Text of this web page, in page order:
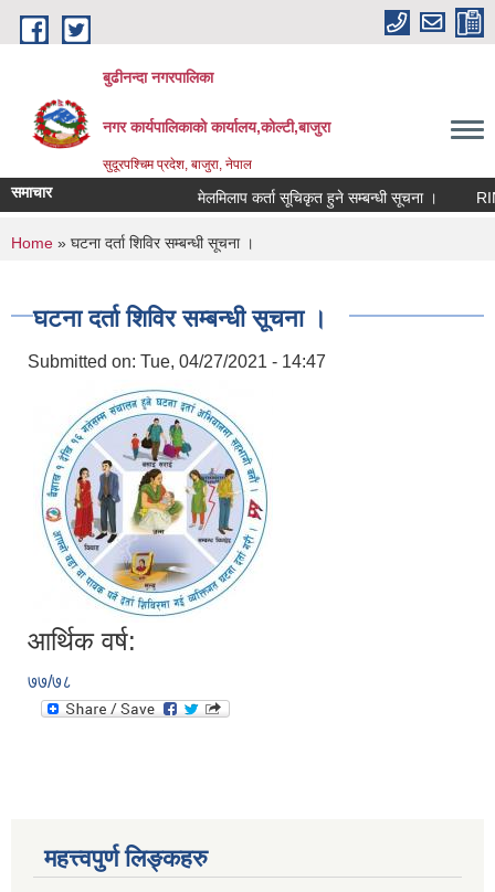
Skip to main content
बुढीनन्दा नगरपालिका
नगर कार्यपालिकाकाे कार्यालय,काेल्टी,बाजुरा
सुदूरपश्चिम प्रदेश, बाजुरा, नेपाल
समाचार मेलमिलाप कर्ता सूचिकृत हुने सम्बन्धी सूचना । RIN
You are here
Home » घटना दर्ता शिविर सम्बन्धी सूचना ।
घटना दर्ता शिविर सम्बन्धी सूचना ।
Submitted on: Tue, 04/27/2021 - 14:47
आर्थिक वर्ष:
७७/७८
महत्त्वपुर्ण लिङ्कहरु